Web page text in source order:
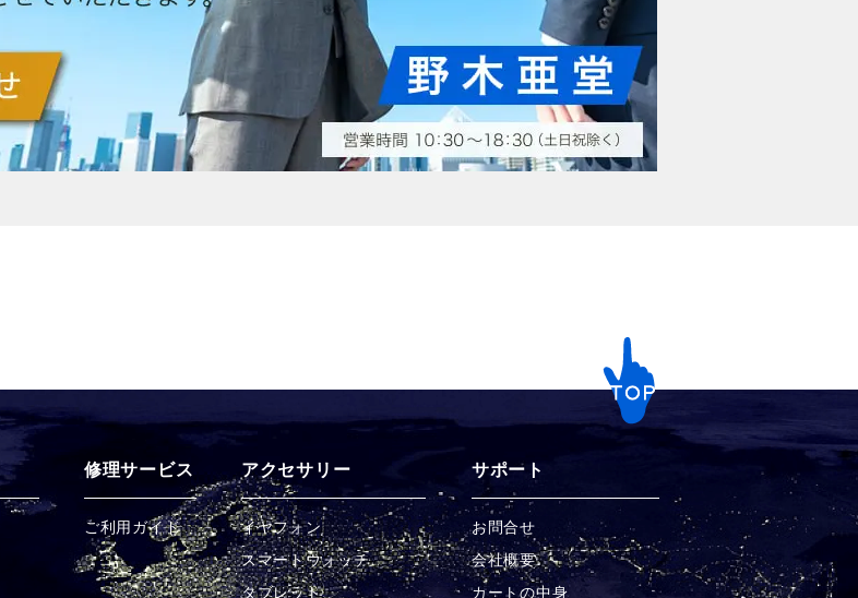
修理サービス
ご利用ガイド
アクセサリー
イヤフォン
スマートウォッチ
タブレット
サポート
お問合せ
会社概要
カートの中身